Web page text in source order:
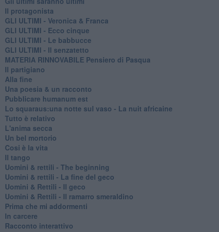
Il protagonista
GLI ULTIMI - Veronica & Franca
GLI ULTIMI - Ecco cinque
GLI ULTIMI - Le babbucce
GLI ULTIMI - Il senzatetto
MATERIA RINNOVABILE Pensiero di Pasqua
Il partigiano
Alla fine
Una poesia & un racconto
Pubblicare humanum est
Lo squaraus:una notte sul vaso - La nuit africaine
Tutto è relativo
L'anima secca
Un bel mortorio
Cosi è la vita
Il tango
​Uomini & rettili - The beginning
​Uomini & rettili - La fine del geco
Uomini & Rettili - Il geco
Uomini & Rettili - Il ramarro smeraldino
Prima che mi addormenti
In carcere
Racconto interattivo